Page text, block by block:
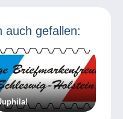
auch gefallen: